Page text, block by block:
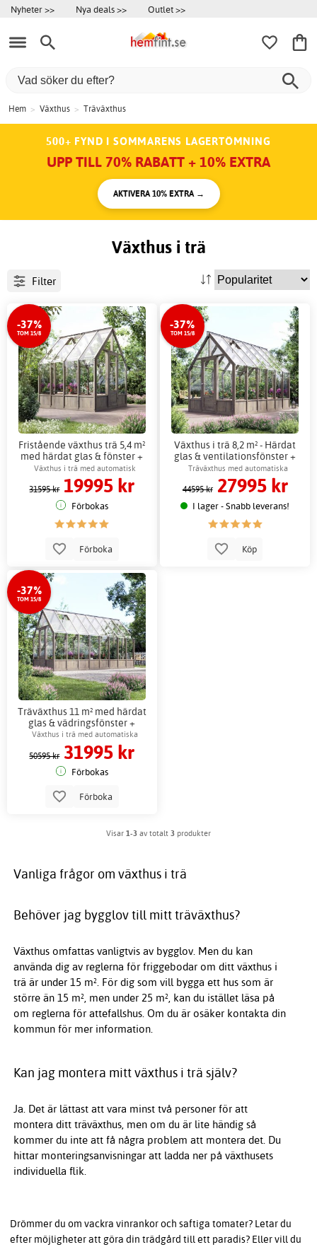
Nyheter >> Nya deals >> Outlet >>
Hem > Växthus > Träväxthus
500+ FYND I SOMMARENS LAGERTÖMNING
UPP TILL 70% RABATT + 10% EXTRA
AKTIVERA 10% EXTRA →
Växthus i trä
Filter
-37%
TOM 15/8
Fristående växthus trä 5,4 m²
med härdat glas & fönster +
Växthusbord
Växthus i trä med automatisk
ventilation
31595 kr 19995 kr
Förbokas
Förboka
-37%
TOM 15/8
Växthus i trä 8,2 m² - Härdat
glas & ventilationsfönster +
Växthusbord
Träväxthus med automatiska
fönsteröppnare
44595 kr 27995 kr
I lager - Snabb leverans!
Köp
-37%
TOM 15/8
Träväxthus 11 m² med härdat
glas & vädringsfönster +
Växthusbord
Växthus i trä med automatiska
fönsteröppnare
50595 kr 31995 kr
Förbokas
Förboka
Visar 1-3 av totalt 3 produkter
Vanliga frågor om växthus i trä
Behöver jag bygglov till mitt träväxthus?
Växthus omfattas vanligtvis av bygglov. Men du kan
använda dig av reglerna för friggebodar om ditt växthus i
trä är under 15 m². För dig som vill bygga ett hus som är
större än 15 m², men under 25 m², kan du istället läsa på
om reglerna för attefallshus. Om du är osäker kontakta din
kommun för mer information.
Kan jag montera mitt växthus i trä själv?
Ja. Det är lättast att vara minst två personer för att
montera ditt träväxthus, men om du är lite händig så
kommer du inte att få några problem att montera det. Du
hittar monteringsanvisningar att ladda ner på växthusets
individuella flik.
Drömmer du om vackra vinrankor och saftiga tomater? Letar du
efter möjligheter att göra din trädgård till ett paradis? Eller vill du